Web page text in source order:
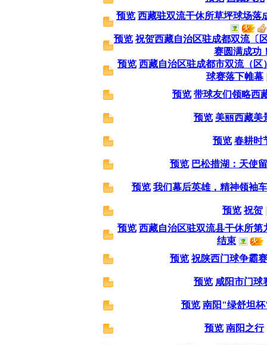
预览 西藏驻双流干休所草坪球场落
预览 祝贺西藏自治区驻成都双流〔
赛圆满成功
预览 西藏自治区驻成都市双流（区
球赛落下帷幕
预览 带球友们领略西
预览 美丽西藏美
预览 春耕时
预览 巴松措湖：天使
预览 我们幕后英雄，精神领袖
预览 祝贺
预览 西藏自治区驻双流县干休所
结束
预览 祝陕西门球争霸
预览 咸阳市门球
预览 南阳"绿舒坦
预览 南阳之行